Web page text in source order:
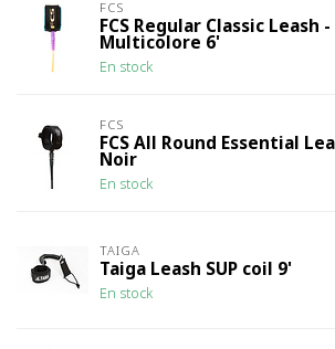
FCS
FCS Regular Classic Leash -
Multicolore 6'
En stock
FCS
FCS All Round Essential
Noir
En stock
TAIGA
Taiga Leash SUP coil 9'
En stock